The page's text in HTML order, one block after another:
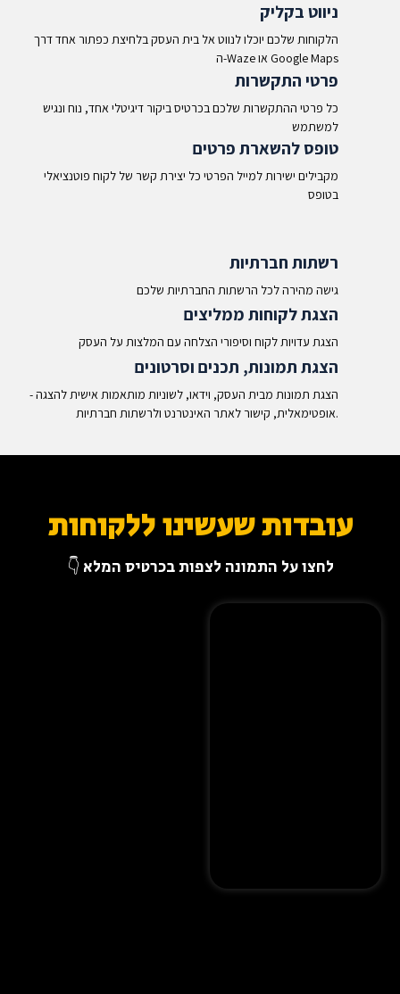
ניווט בקליק
הלקוחות שלכם יוכלו לנווט אל בית העסק בלחיצת כפתור אחד דרך
ה-Waze או Google Maps​
פרטי התקשרות
כל פרטי ההתקשרות שלכם בכרטיס ביקור דיגיטלי אחד, נוח ונגיש
למשתמש
טופס להשארת פרטים
מקבילים ישירות למייל הפרטי כל יצירת קשר של לקוח פוטנציאלי
בטופס
רשתות חברתיות
גישה מהירה לכל הרשתות החברתיות שלכם
הצגת לקוחות ממליצים
הצגת עדויות לקוח וסיפורי הצלחה עם המלצות על העסק
הצגת תמונות, תכנים וסרטונים
- הצגת תמונות מבית העסק, וידאו, לשוניות מותאמות אישית להצגה
אופטימאלית, קישור לאתר האינטרנט ולרשתות חברתיות.
עובדות שעשינו ללקוחות
לחצו על התמונה לצפות בכרטיס המלא 👇